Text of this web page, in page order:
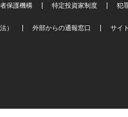
保護機構 特定投資家制度 犯
） 外部からの通報窓口 サイ